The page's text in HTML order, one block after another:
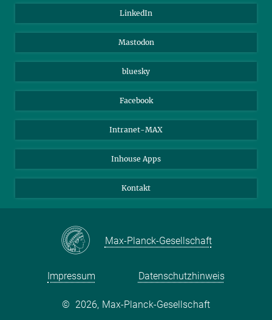
Beutenberg Campus e.V.
LinkedIn
Mastodon
bluesky
Facebook
Intranet-MAX
Inhouse Apps
Kontakt
Max-Planck-Gesellschaft
Impressum Datenschutzhinweis
© 2026, Max-Planck-Gesellschaft